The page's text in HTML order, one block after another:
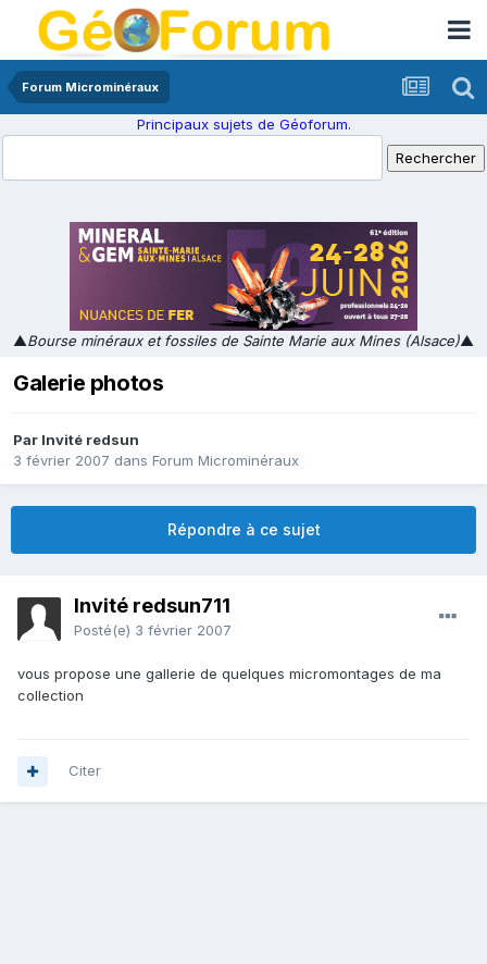
Forum Microminéraux
Principaux sujets de Géoforum.
▲Bourse minéraux et fossiles de Sainte Marie aux Mines (Alsace)▲
Galerie photos
Par Invité redsun
3 février 2007 dans Forum Microminéraux
Répondre à ce sujet
Invité redsun711
Posté(e) 3 février 2007
vous propose une gallerie de quelques micromontages de ma
collection
Citer